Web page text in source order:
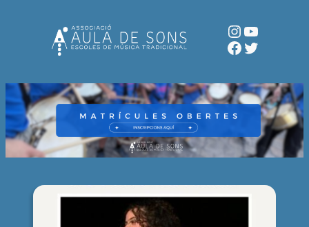
Instagram
YouTube
Facebook
Twitter